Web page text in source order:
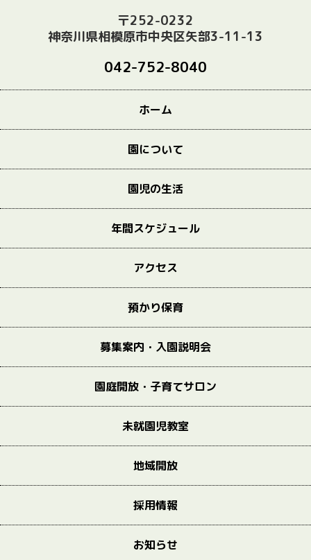
〒252-0232
神奈川県相模原市中央区矢部3-11-13
042-752-8040
ホーム
園について
園児の生活
年間スケジュール
アクセス
預かり保育
募集案内・入園説明会
園庭開放・子育てサロン
未就園児教室
地域開放
採用情報
お知らせ